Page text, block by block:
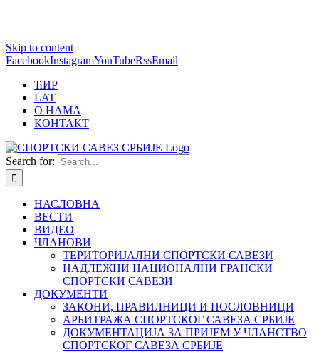
Skip to content
FacebookInstagramYouTubeRssEmail
ЋИР
LAT
О НАМА
КОНТАКТ
Search for:
НАСЛОВНА
ВЕСТИ
ВИДЕО
ЧЛАНОВИ
ТЕРИТОРИЈАЛНИ СПОРТСКИ САВЕЗИ
НАДЛЕЖНИ НАЦИОНАЛНИ ГРАНСКИ
СПОРТСКИ САВЕЗИ
ДОКУМЕНТИ
ЗАКОНИ, ПРАВИЛНИЦИ И ПОСЛОВНИЦИ
АРБИТРАЖА СПОРТСКОГ САВЕЗА СРБИЈЕ
ДОКУМЕНТАЦИЈА ЗА ПРИЈЕМ У ЧЛАНСТВО
СПОРТСКОГ САВЕЗА СРБИЈЕ